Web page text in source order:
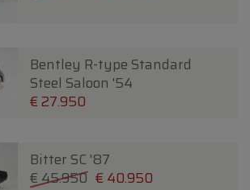
Bentley R-type Standard
Steel Saloon '54
€ 27.950
Bitter SC '87
€ 45.950 € 40.950